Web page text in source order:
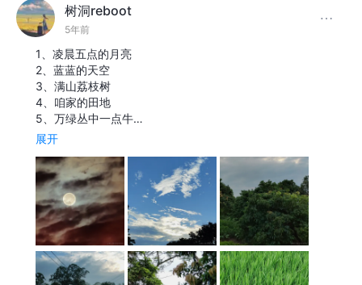
树洞reboot
5年前
1、凌晨五点的月亮
2、蓝蓝的天空
3、满山荔枝树
4、咱家的田地
5、万绿丛中一点牛…
展开